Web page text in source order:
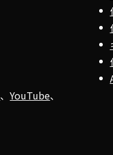
、YouTube、